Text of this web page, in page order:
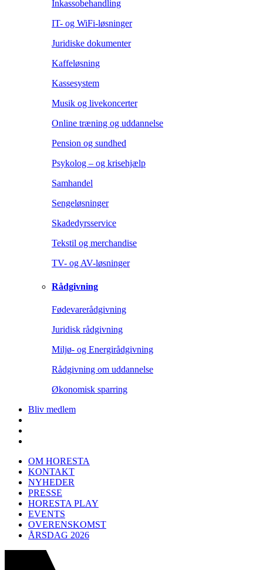
Inkassobehandling
IT- og WiFi-løsninger
Juridiske dokumenter
Kaffeløsning
Kassesystem
Musik og livekoncerter
Online træning og uddannelse
Pension og sundhed
Psykolog – og krisehjælp
Samhandel
Sengeløsninger
Skadedyrsservice
Tekstil og merchandise
TV- og AV-løsninger
Rådgivning
Fødevarerådgivning
Juridisk rådgivning
Miljø- og Energirådgivning
Rådgivning om uddannelse
Økonomisk sparring
Bliv medlem
OM HORESTA
KONTAKT
NYHEDER
PRESSE
HORESTA PLAY
EVENTS
OVERENSKOMST
ÅRSDAG 2026